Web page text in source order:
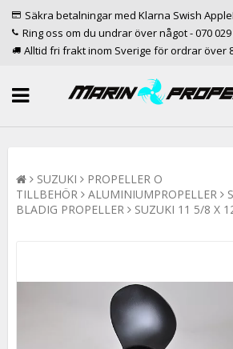
Säkra betalningar med Klarna Swish
Ring oss om du undrar över något - 070 029
Alltid fri frakt inom Sverige för ordrar över
SUZUKI
PROPELLER O
TILLBEHÖR
ALUMINIUMPROPELLER
BLADIG PROPELLER
SUZUKI 11 5/8 X